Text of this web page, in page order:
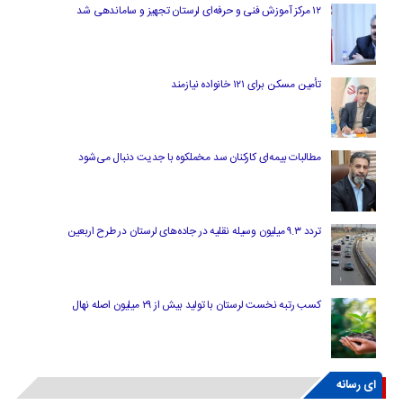
۱۲ مرکز آموزش فنی و حرفه‌ای لرستان تجهیز و ساماندهی شد
تأمین مسکن برای ۱۲۱ خانواده نیازمند
مطالبات بیمه‌ای کارکنان سد مخملکوه با جدیت دنبال می‌شود
تردد ۹.۳ میلیون وسیله نقلیه در جاده‌های لرستان در طرح اربعین
کسب رتبه نخست لرستان با تولید بیش از ۲۹ میلیون اصله نهال
ای رسانه